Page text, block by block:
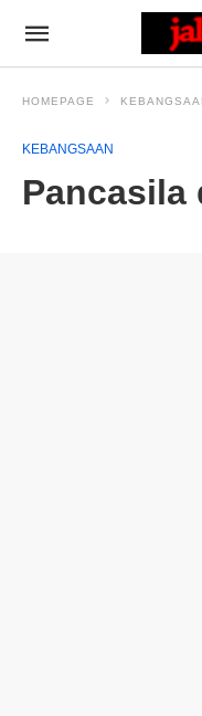
HOMEPAGE
KEBANGSAAN
Pancasila